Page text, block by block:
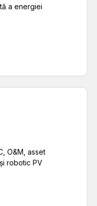
a energiei
O&M, asset
robotic PV